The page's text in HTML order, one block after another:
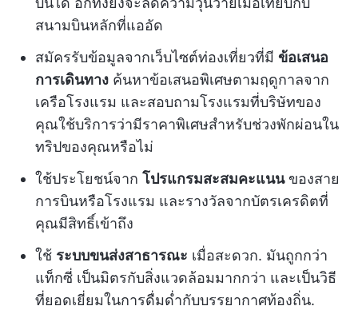
สนามบินหลักที่แออัด
สมัครรับข้อมูลจากเว็บไซต์ท่องเที่ยวที่มี ข้อเสนอ
การเดินทาง ค้นหาข้อเสนอพิเศษตามฤดูกาลจาก
เครือโรงแรม และสอบถามโรงแรมที่บริษัทของ
คุณใช้บริการว่ามีราคาพิเศษสำหรับช่วงพักผ่อนใน
ทริปของคุณหรือไม่
ใช้ประโยชน์จาก โปรแกรมสะสมคะแนนของสาย
การบินหรือโรงแรม และรางวัลจากบัตรเครดิตที่
คุณมีสิทธิ์เข้าถึง
ใช้ ระบบขนส่งสาธารณะ เมื่อสะดวก. มันถูกกว่า
แท็กซี่ เป็นมิตรกับสิ่งแวดล้อมมากกว่า และเป็นวิธี
ที่ยอดเยี่ยมในการดื่มด่ำกับบรรยากาศท้องถิ่น.